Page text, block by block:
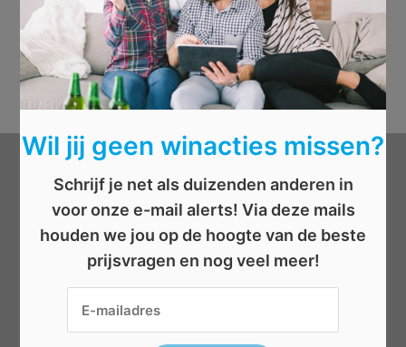
Categorieën
Beauty
Cadeau
Wil jij geen winacties missen?
Schrijf je net als duizenden anderen in
voor onze e-mail alerts! Via deze mails
houden we jou op de hoogte van de beste
prijsvragen en nog veel meer!